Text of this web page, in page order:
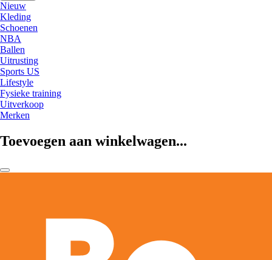
Nieuw
Kleding
Schoenen
NBA
Ballen
Uitrusting
Sports US
Lifestyle
Fysieke training
Uitverkoop
Merken
Toevoegen aan winkelwagen...